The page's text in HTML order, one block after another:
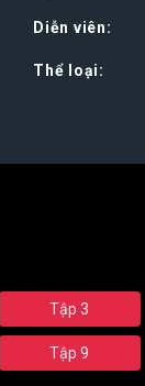
Diễn viên:
Thể loại:
Tập 3
Tập 9